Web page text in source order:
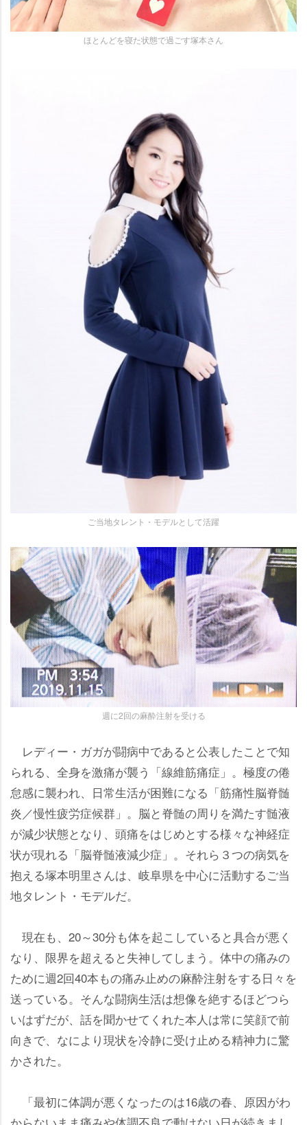
ほとんどを寝た状態で過ごす塚本さん
ご当地タレント・モデルとして活躍
週に2回の麻酔注射を受ける
レディー・ガガが闘病中であると公表したことで知
られる、全身を激痛が襲う「線維筋痛症」。極度の倦
怠感に襲われ、日常生活が困難になる「筋痛性脳脊髄
炎／慢性疲労症候群」。脳と脊髄の周りを満たす髄液
が減少状態となり、頭痛をはじめとする様々な神経症
状が現れる「脳脊髄液減少症」。それら３つの病気を
抱える塚本明里さんは、岐阜県を中心に活動するご当
地タレント・モデルだ。
現在も、20～30分も体を起こしていると具合が悪く
なり、限界を超えると失神してしまう。体中の痛みの
ために週2回40本もの痛み止めの麻酔注射をする日々を
送っている。そんな闘病生活は想像を絶するほどつら
いはずだが、話を聞かせてくれた本人は常に笑顔で前
向きで、なにより現状を冷静に受け止める精神力に驚
かされた。
「最初に体調が悪くなったのは16歳の春、原因がわ